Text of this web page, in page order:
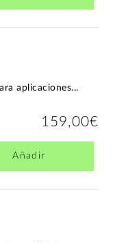
aplicaciones...
159,00€
Añadir